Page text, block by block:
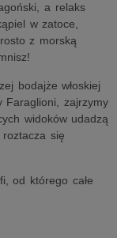
a relaks
w zatoce,
z morską
bodajże włoskiej
Faraglioni, zajrzymy
widoków udadzą
się
od którego całe